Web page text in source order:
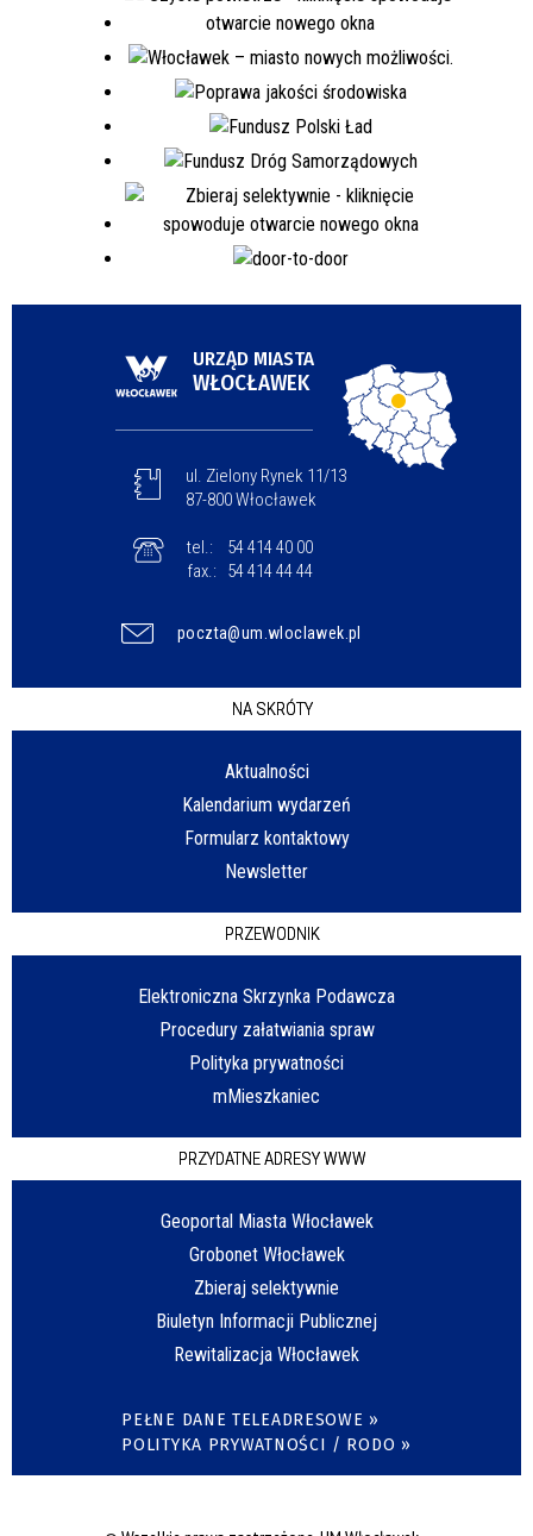
URZĄD MIASTA
WŁOCŁAWEK
ul. Zielony Rynek 11/13
87-800 Włocławek
tel.:
54 414 40 00
fax.:
54 414 44 44
poczta@um.wloclawek.pl
NA SKRÓTY
Aktualności
Kalendarium wydarzeń
Formularz kontaktowy
Newsletter
PRZEWODNIK
Elektroniczna Skrzynka Podawcza
Procedury załatwiania spraw
Polityka prywatności
mMieszkaniec
PRZYDATNE ADRESY WWW
Geoportal Miasta Włocławek
Grobonet Włocławek
Zbieraj selektywnie
Biuletyn Informacji Publicznej
Rewitalizacja Włocławek
PEŁNE DANE TELEADRESOWE »
POLITYKA PRYWATNOŚCI / RODO »